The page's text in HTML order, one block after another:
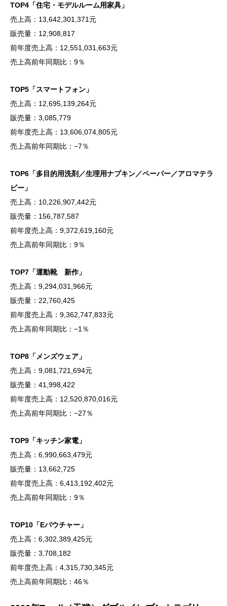
TOP4「住宅・モデルルーム用家具」
売上高：13,642,301,371元
販売量：12,908,817
前年度売上高：12,551,031,663元
売上高前年同期比：9％
TOP5「スマートフォン」
売上高：12,695,139,264元
販売量：3,085,779
前年度売上高：13,606,074,805元
売上高前年同期比：−7％
TOP6「多目的用洗剤／生理用ナプキン／ペーパー／アロマテラ
ピー」
売上高：10,226,907,442元
販売量：156,787,587
前年度売上高：9,372,619,160元
売上高前年同期比：9％
TOP7「運動靴 新作」
売上高：9,294,031,966元
販売量：22,760,425
前年度売上高：9,362,747,833元
売上高前年同期比：−1％
TOP8「メンズウェア」
売上高：9,081,721,694元
販売量：41,998,422
前年度売上高：12,520,870,016元
売上高前年同期比：−27％
TOP9「キッチン家電」
売上高：6,990,663,479元
販売量：13,662,725
前年度売上高：6,413,192,402元
売上高前年同期比：9％
TOP10「Eバウチャー」
売上高：6,302,389,425元
販売量：3,708,182
前年度売上高：4,315,730,345元
売上高前年同期比：46％